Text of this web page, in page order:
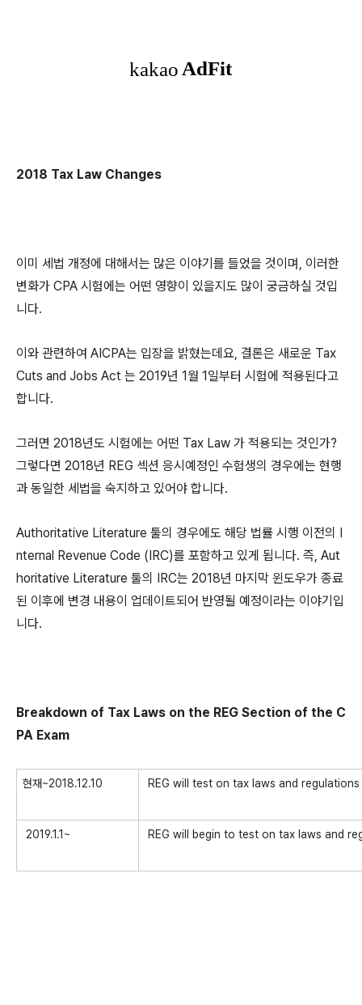
2018 Tax Law Changes
이미 세법 개정에 대해서는 많은 이야기를 들었을 것이며, 이러한
변화가 CPA 시험에는 어떤 영향이 있을지도 많이 궁금하실 것입
니다.
이와 관련하여 AICPA는 입장을 밝혔는데요, 결론은 새로운 Tax
Cuts and Jobs Act 는 2019년 1월 1일부터 시험에 적용된다고
합니다.
그러면 2018년도 시험에는 어떤 Tax Law 가 적용되는 것인가?
그렇다면 2018년 REG 섹션 응시예정인 수험생의 경우에는 현행
과 동일한 세법을 숙지하고 있어야 합니다.
Authoritative Literature 툴의 경우에도 해당 법률 시행 이전의 I
nternal Revenue Code (IRC)를 포함하고 있게 됩니다. 즉, Aut
horitative Literature 툴의 IRC는 2018년 마지막 윈도우가 종료
된 이후에 변경 내용이 업데이트되어 반영될 예정이라는 이야기입
니다.
Breakdown of Tax Laws on the REG Section of the C
PA Exam
현재~2018.12.10 REG will test on tax laws and
2019.1.1~ REG will begin to test on tax laws and